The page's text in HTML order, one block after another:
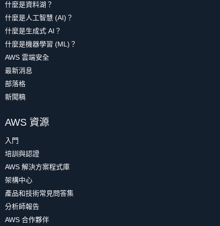
什麼是資料湖？
什麼是人工智慧 (AI)？
什麼是生成式 AI？
什麼是機器學習 (ML)？
AWS 雲端安全
最新消息
部落格
新聞稿
AWS 資源
入門
培訓與認證
AWS 解決方案程式庫
架構中心
產品和技術常見問答集
分析師報告
AWS 合作夥伴